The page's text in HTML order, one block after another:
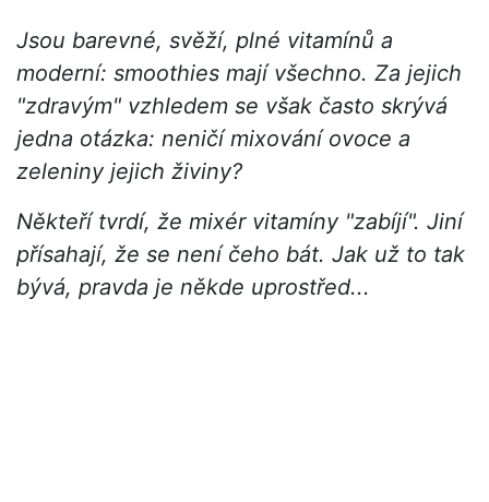
Jsou barevné, svěží, plné vitamínů a
moderní: smoothies mají všechno. Za jejich
"zdravým" vzhledem se však často skrývá
jedna otázka: neničí mixování ovoce a
zeleniny jejich živiny?
Někteří tvrdí, že mixér vitamíny "zabíjí". Jiní
přísahají, že se není čeho bát. Jak už to tak
bývá, pravda je někde uprostřed...